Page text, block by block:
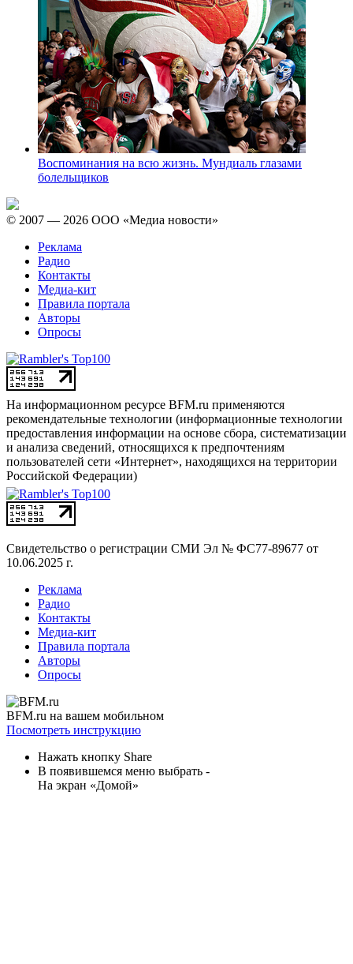
Воспоминания на всю жизнь. Мундиаль глазами
болельщиков
© 2007 — 2026 ООО «Медиа новости»
Реклама
Радио
Контакты
Медиа-кит
Правила портала
Авторы
Опросы
На информационном ресурсе BFM.ru применяются
рекомендательные технологии (информационные технологии
предоставления информации на основе сбора, систематизации
и анализа сведений, относящихся к предпочтениям
пользователей сети «Интернет», находящихся на территории
Российской Федерации)
Свидетельство о регистрации СМИ Эл № ФС77-89677 от
10.06.2025 г.
Реклама
Радио
Контакты
Медиа-кит
Правила портала
Авторы
Опросы
BFM.ru на вашем мобильном
Посмотреть инструкцию
Нажать кнопку Share
В появившемся меню выбрать -
На экран «Домой»